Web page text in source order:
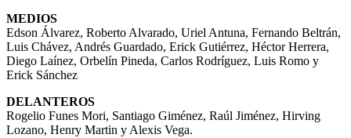
MEDIOS
Edson Álvarez, Roberto Alvarado, Uriel Antuna, Fernando Beltrán,
Luis Chávez, Andrés Guardado, Erick Gutiérrez, Héctor Herrera,
Diego Laínez, Orbelín Pineda, Carlos Rodríguez, Luis Romo y
Erick Sánchez
DELANTEROS
Rogelio Funes Mori, Santiago Giménez, Raúl Jiménez, Hirving
Lozano, Henry Martin y Alexis Vega.